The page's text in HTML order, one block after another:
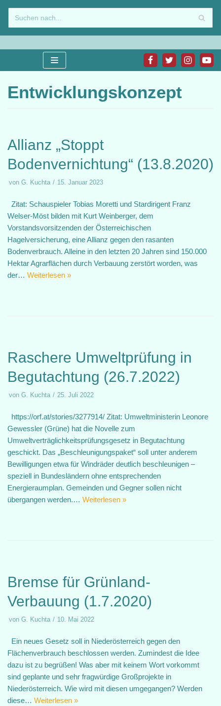
Zum
Inhalt
springen
Entwicklungskonzept
Allianz „Stoppt
Bodenvernichtung“ (13.8.2020)
von G. Kuchta 15. Januar 2023
Zitat: Schauspieler Tobias Moretti und Stardirigent Franz
Welser-Möst bilden mit Kurt Weinberger, dem
Vorstandsvorsitzenden der Österreichischen
Hagelversicherung, eine Allianz gegen den rasanten
Bodenverbrauch. Alleine in den letzten 20 Jahren sind 150.000
Hektar Agrar­flächen durch Verbauung zerstört worden, was
der… Weiterlesen »
Raschere Umweltprüfung in
Begutachtung (26.7.2022)
von G. Kuchta 25. Juli 2022
https://orf.at/stories/3277914/ Zitat: Umweltministerin Leonore
Gewessler (Grüne) hat die Novelle zum
Umweltverträglichkeitsprüfungsgesetz in Begutachtung
geschickt. Das „Beschleunigungspaket“ soll unter anderem
Bewilligungen etwa für Windräder deutlich beschleunigen –
speziell in Bundesländern ohne entsprechenden
Energieraumplan. Gemeinden und Gegner sollen nicht
übergangen werden.… Weiterlesen »
Bremse für Grünland-
Verbauung (1.7.2020)
von G. Kuchta 10. Mai 2022
Ein neues Gesetz soll in Niederösterreich gegen den
Flächenverbrauch beschlossen werden. Zumindest die Idee
dazu ist zu begrüßen! Was aber mit keinem Wort vorkommt
sind geplante und sehr fragwürdige Großprojekte in
Niederösterreich. Wie wird mit diesen umgegangen? Werden
diese… Weiterlesen »